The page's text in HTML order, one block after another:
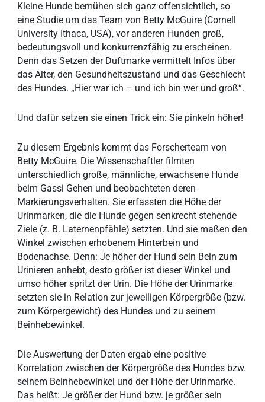
Kleine Hunde bemühen sich ganz offensichtlich, so
eine Studie um das Team von Betty McGuire (Cornell
University Ithaca, USA), vor anderen Hunden groß,
bedeutungsvoll und konkurrenzfähig zu erscheinen.
Denn das Setzen der Duftmarke vermittelt Infos über
das Alter, den Gesundheitszustand und das Geschlecht
des Hundes. „Hier war ich – und ich bin wer und groß“.
Und dafür setzen sie einen Trick ein: Sie pinkeln höher!
Zu diesem Ergebnis kommt das Forscherteam von
Betty McGuire. Die Wissenschaftler filmten
unterschiedlich große, männliche, erwachsene Hunde
beim Gassi Gehen und beobachteten deren
Markierungsverhalten. Sie erfassten die Höhe der
Urinmarken, die die Hunde gegen senkrecht stehende
Ziele (z. B. Laternenpfähle) setzten. Und sie maßen den
Winkel zwischen erhobenem Hinterbein und
Bodenachse. Denn: Je höher der Hund sein Bein zum
Urinieren anhebt, desto größer ist dieser Winkel und
umso höher spritzt der Urin. Die Höhe der Urinmarke
setzten sie in Relation zur jeweiligen Körpergröße (bzw.
zum Körpergewicht) des Hundes und zu seinem
Beinhebewinkel.
Die Auswertung der Daten ergab eine positive
Korrelation zwischen der Körpergröße des Hundes bzw.
seinem Beinhebewinkel und der Höhe der Urinmarke.
Das heißt: Je größer der Hund bzw. je größer sein